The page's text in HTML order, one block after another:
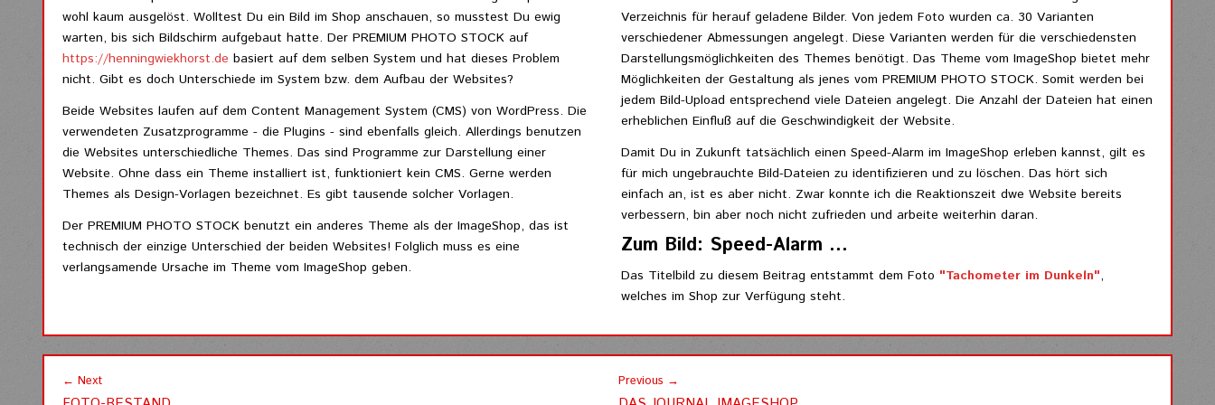
wohl kaum ausgelöst. Wolltest Du ein Bild im Shop anschauen, so musstest Du ewig
warten, bis sich Bildschirm aufgebaut hatte. Der PREMIUM PHOTO STOCK auf
https://henningwiekhorst.de basiert auf dem selben System und hat dieses Problem
nicht. Gibt es doch Unterschiede im System bzw. dem Aufbau der Websites?
Beide Websites laufen auf dem Content Management System (CMS) von WordPress. Die
verwendeten Zusatzprogramme - die Plugins - sind ebenfalls gleich. Allerdings benutzen
die Websites unterschiedliche Themes. Das sind Programme zur Darstellung einer
Website. Ohne dass ein Theme installiert ist, funktioniert kein CMS. Gerne werden
Themes als Design-Vorlagen bezeichnet. Es gibt tausende solcher Vorlagen.
Der PREMIUM PHOTO STOCK benutzt ein anderes Theme als der ImageShop, das ist
technisch der einzige Unterschied der beiden Websites! Folglich muss es eine
verlangsamende Ursache im Theme vom ImageShop geben.
Verzeichnis für herauf geladene Bilder. Von jedem Foto wurden ca. 30 Varianten
verschiedener Abmessungen angelegt. Diese Varianten werden für die verschiedensten
Darstellungsmöglichkeiten des Themes benötigt. Das Theme vom ImageShop bietet mehr
Möglichkeiten der Gestaltung als jenes vom PREMIUM PHOTO STOCK. Somit werden bei
jedem Bild-Upload entsprechend viele Dateien angelegt. Die Anzahl der Dateien hat einen
erheblichen Einfluß auf die Geschwindigkeit der Website.
Damit Du in Zukunft tatsächlich einen Speed-Alarm im ImageShop erleben kannst, gilt es
für mich ungebrauchte Bild-Dateien zu identifizieren und zu löschen. Das hört sich
einfach an, ist es aber nicht. Zwar konnte ich die Reaktionszeit dwe Website bereits
verbessern, bin aber noch nicht zufrieden und arbeite weiterhin daran.
Zum Bild: Speed-Alarm ...
Das Titelbild zu diesem Beitrag entstammt dem Foto "Tachometer im Dunkeln",
welches im Shop zur Verfügung steht.
Post
← Next Previous →